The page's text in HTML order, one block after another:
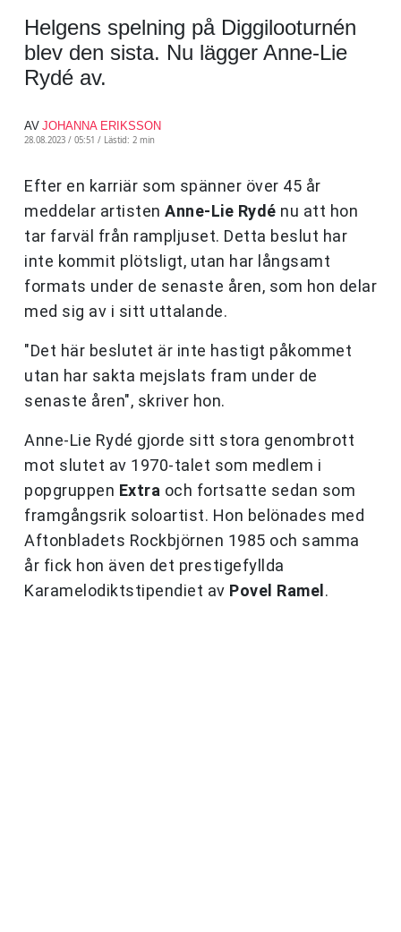
Helgens spelning på Diggilooturnén
blev den sista. Nu lägger Anne-Lie
Rydé av.
AV JOHANNA ERIKSSON
28.08.2023 / 05:51 / Lästid: 2 min
Efter en karriär som spänner över 45 år
meddelar artisten Anne-Lie Rydé nu att hon
tar farväl från rampljuset. Detta beslut har
inte kommit plötsligt, utan har långsamt
formats under de senaste åren, som hon delar
med sig av i sitt uttalande.
"Det här beslutet är inte hastigt påkommet
utan har sakta mejslats fram under de
senaste åren", skriver hon.
Anne-Lie Rydé gjorde sitt stora genombrott
mot slutet av 1970-talet som medlem i
popgruppen Extra och fortsatte sedan som
framgångsrik soloartist. Hon belönades med
Aftonbladets Rockbjörnen 1985 och samma
år fick hon även det prestigefyllda
Karamelodiktstipendiet av Povel Ramel .